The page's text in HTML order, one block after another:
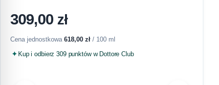
309,00 zł
Cena jednostkowa 618,00 zł / 100 ml
Kup i odbierz 309 punktów w Dottore Club